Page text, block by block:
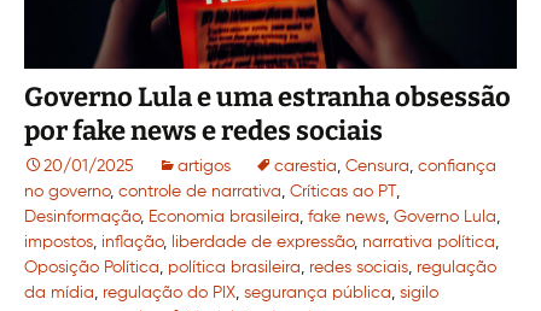
Governo Lula e uma estranha obsessão
por fake news e redes sociais
20/01/2025 artigos carestia, Censura, confiança
no governo, controle de narrativa, Críticas ao PT ,
Desinformação, Economia brasileira, fake news, Governo Lula,
impostos, inflação, liberdade de expressão, narrativa política,
Oposição Política, política brasileira, redes sociais, regulação
da mídia, regulação do PIX, segurança pública, sigilo